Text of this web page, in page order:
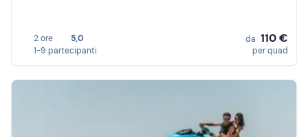
2 ore
5,0
1-9 partecipanti
da 110 €
per quad